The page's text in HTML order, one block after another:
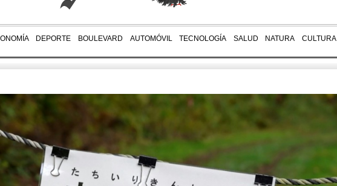
DEPORTE BOULEVARD AUTOMÓVIL TECNOLOGÍA SALUD NATURA CULTURA